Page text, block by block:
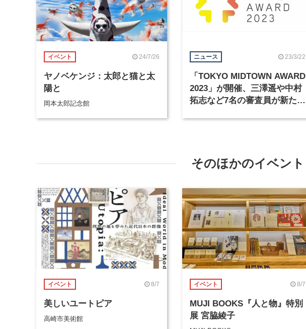
イベント 24/7/26
ヤノベケンジ：太郎と猫と太
陽と
岡本太郎記念館
ニュース 23/3/22
「TOKYO MIDTOWN AWARD
2023」が開催、三澤遥や中村
拓志など7名の審査員が新たに
そのほかのイベント
イベント 8/7
美しいユートピア
高崎市美術館
イベント 8/7
MUJI BOOKS『人と物』特別
展 宮脇綾子